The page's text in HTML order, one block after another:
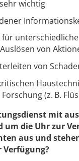
wichtig
von
von
(z. B.
mit
die Uhr zur
aus und